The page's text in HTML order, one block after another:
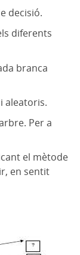
decisió.
diferents
branca
aleatoris.
Per a
el mètode
en sentit